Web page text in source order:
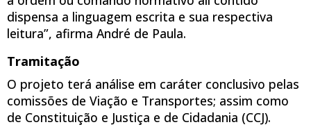
dispensa a linguagem escrita e sua respectiva
leitura”, afirma André de Paula.
Tramitação
O projeto terá análise em caráter conclusivo pelas
comissões de Viação e Transportes; assim como
de Constituição e Justiça e de Cidadania (CCJ).